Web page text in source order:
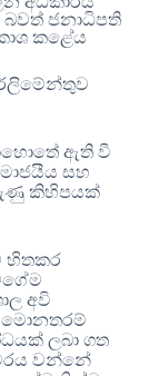
බවත් ජනාධිපති
කළේය
ඇති වී
සහ
කිහිපයක්
හිතකර
අවි
ලබා ගත
වන්නේ